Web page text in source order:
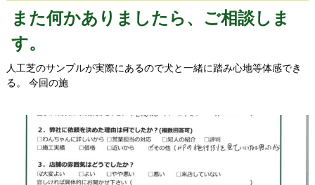
また何かありましたら、ご相談しま
す。
人工芝のサンプルが実際にあるので犬と一緒に踏み心地等体感でき
る。 今回の施